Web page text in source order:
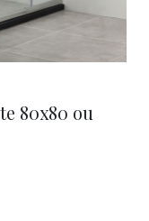
80x80 ou